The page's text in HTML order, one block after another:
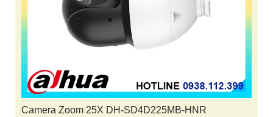
Camera Zoom 25X DH-SD4D225MB-HNR